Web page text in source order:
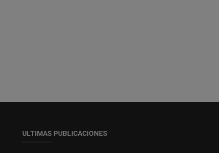
ULTIMAS PUBLICACIONES